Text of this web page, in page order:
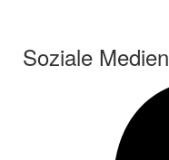
Soziale Medien